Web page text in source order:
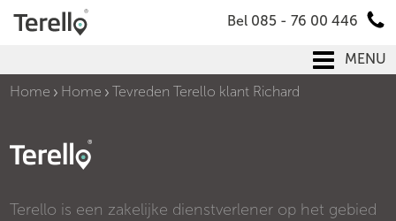
Bel 085 - 76 00 446
MENU
Home
Home Tevreden Terello klant Richard
Terello is een zakelijke dienstverlener op het gebied